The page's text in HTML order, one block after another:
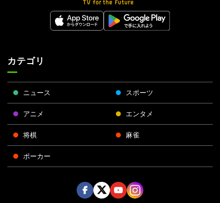
カテゴリ
ニュース スポーツ
アニメ エンタメ
将棋 麻雀
ポーカー